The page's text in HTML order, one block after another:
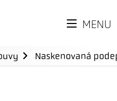
MENU
Naskenovaná